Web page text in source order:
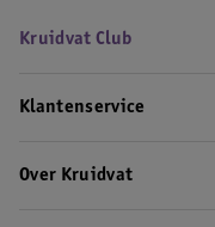
Kruidvat Club
Klantenservice
Over Kruidvat